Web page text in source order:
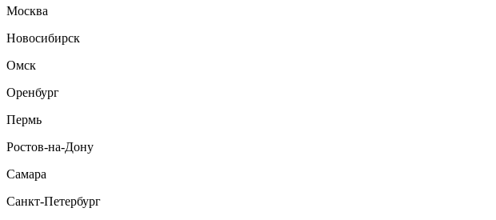
Москва
Новосибирск
Омск
Оренбург
Пермь
Ростов-на-Дону
Самара
Санкт-Петербург